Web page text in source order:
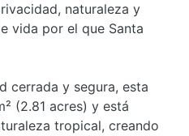
naturaleza y
vida por el que Santa
cerrada y segura, esta
(2.81 acres) y está
tropical, creando